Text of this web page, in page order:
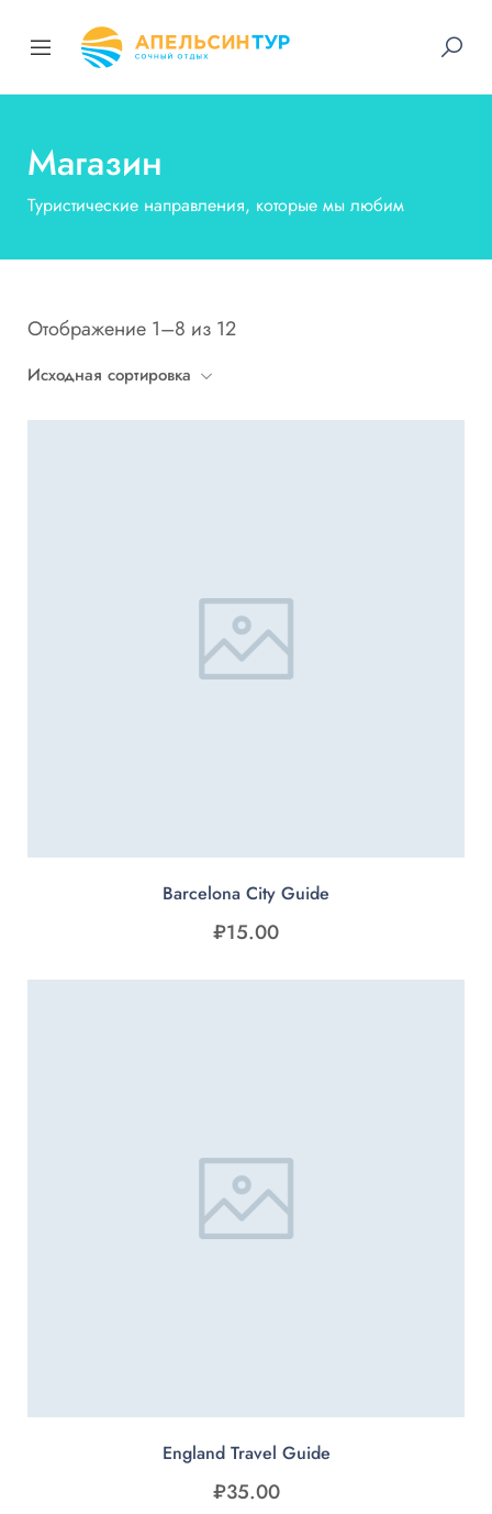
Магазин
Туристические направления, которые мы любим
Отображение 1–8 из 12
Исходная сортировка
Barcelona City Guide
₽15.00
England Travel Guide
₽35.00